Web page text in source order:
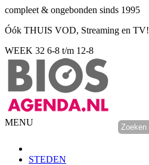
compleet & ongebonden sinds 1995
Óók THUIS VOD, Streaming en TV!
WEEK 32 6-8 t/m 12-8
MENU
STEDEN